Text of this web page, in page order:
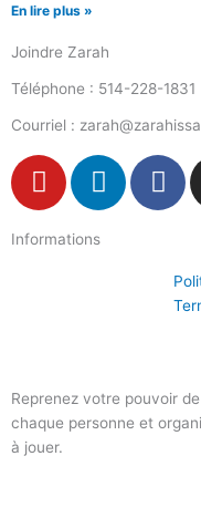
En lire plus »
Reprenez votre pouvoir
chaque personne et
à jouer.
Informations
Joindre Zarah
Téléphone : 514-228-1831
Courriel :
Y
o
t
L
i
k
F
a
-
f